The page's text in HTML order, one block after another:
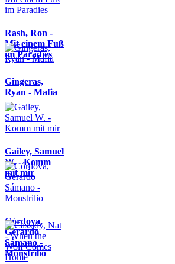
Rash, Ron -
Mit einem Fuß
im Paradies
Gingeras,
Ryan - Mafia
Gailey, Samuel
W. - Komm
mit mir
Córdova,
Gerardo
Sámano -
Monstrilio